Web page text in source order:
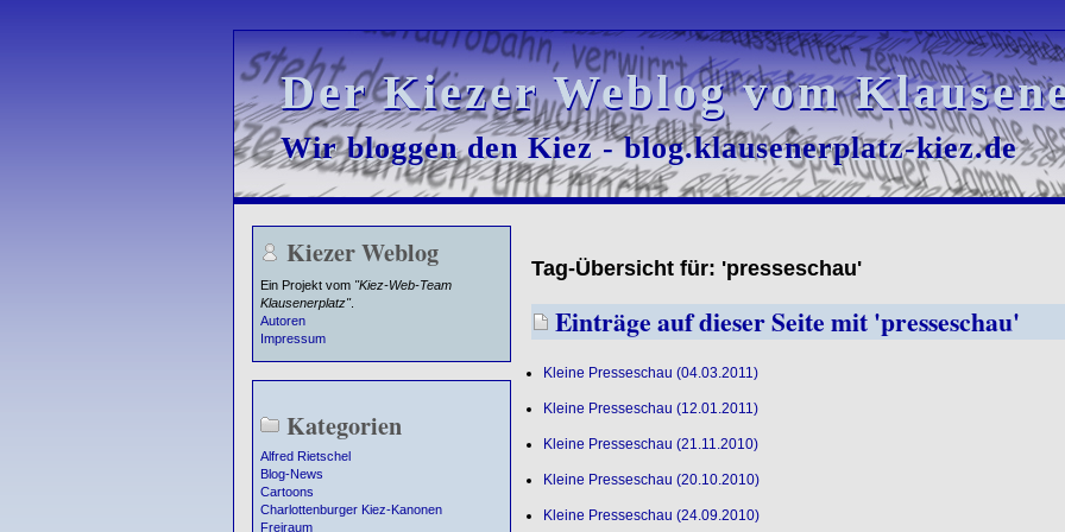
Der Kiezer Weblog vom
Der Kiezer Weblog vom
Wir bloggen den Kiez - blog.klausenerplatz-kiez.de
Wir bloggen den Kiez - blog.klausenerplatz-kiez.de
Kiezer Weblog
Ein Projekt vom "Kiez-Web-Team
Klausenerplatz".
Autoren
Impressum
Kategorien
Alfred Rietschel
Blog-News
Cartoons
Charlottenburger Kiez-Kanonen
Freiraum
Tag-Übersicht für: 'presseschau'
Einträge auf dieser Seite mit 'presseschau'
Kleine Presseschau (04.03.2011)
Kleine Presseschau (12.01.2011)
Kleine Presseschau (21.11.2010)
Kleine Presseschau (20.10.2010)
Kleine Presseschau (24.09.2010)